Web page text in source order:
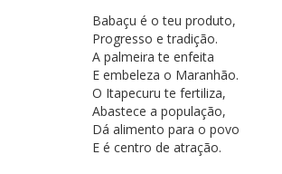
Babaçu é o teu produto,
Progresso e tradição.
A palmeira te enfeita
E embeleza o Maranhão.
O Itapecuru te fertiliza,
Abastece a população,
Dá alimento para o povo
E é centro de atração.